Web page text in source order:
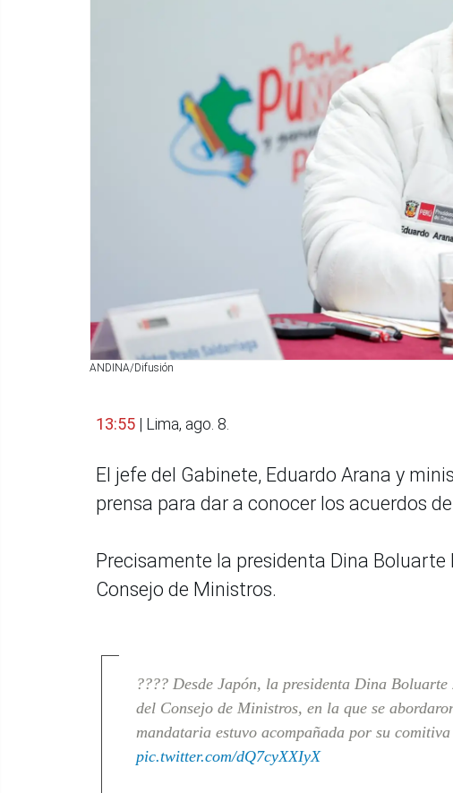
ANDINA/Difusión
13:55 | Lima, ago. 8.
El jefe del Gabinete, Eduardo Arana y
prensa para dar a conocer los acuerdos
Precisamente la presidenta Dina
Consejo de Ministros.
???? Desde Japón, la presidenta Dina
del Consejo de Ministros, en la que se
mandataria estuvo acompañada por su
pic.twitter.com/dQ7cyXXIyX